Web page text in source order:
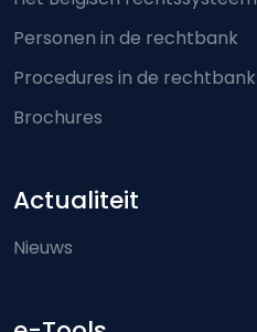
Personen in de rechtbank
Procedures in de rechtbank
Brochures
Actualiteit
Nieuws